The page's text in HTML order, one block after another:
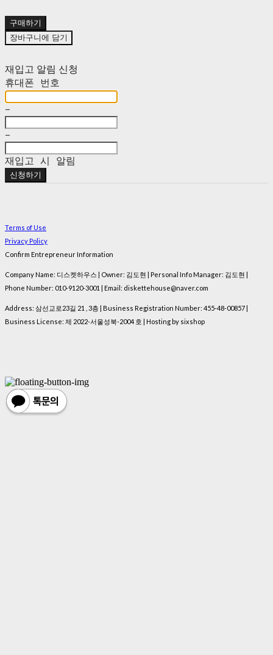
구매하기
장바구니에 담기
재입고 알림 신청
휴대폰 번호
-
-
재입고 시 알림
신청하기
Terms of Use
Privacy Policy
Confirm Entrepreneur Information
Company Name: 디스켓하우스 | Owner: 김도현 | Personal Info Manager: 김도현 |
Phone Number: 010-9120-3001 | Email: diskettehouse@naver.com
Address: 삼선교로23길 21 , 3층 | Business Registration Number: 455-48-00857
Business License: 제 2022-서울성북-2004 호 | Hosting by sixshop